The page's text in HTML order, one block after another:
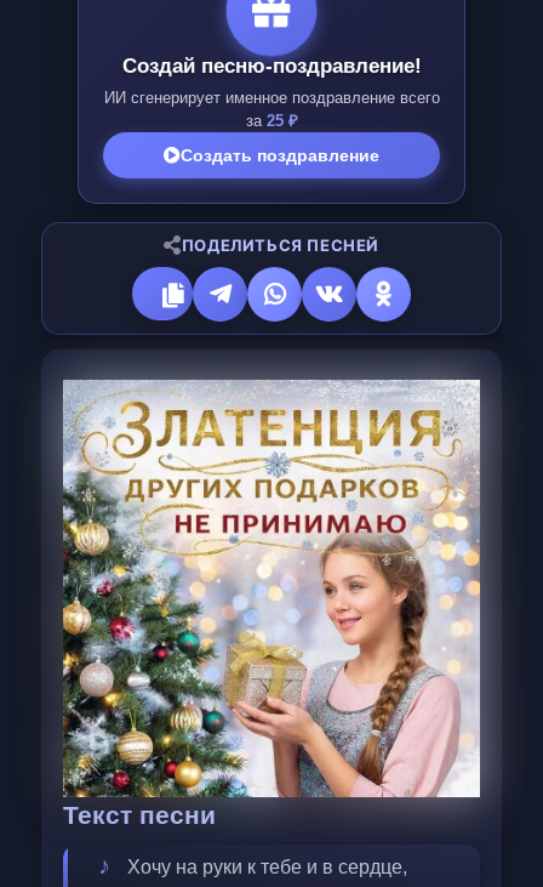
Создай песню-поздравление!
ИИ сгенерирует именное поздравление всего
за 25 ₽
Создать поздравление
ПОДЕЛИТЬСЯ ПЕСНЕЙ
Текст песни
Хочу на руки к тебе и в сердце,